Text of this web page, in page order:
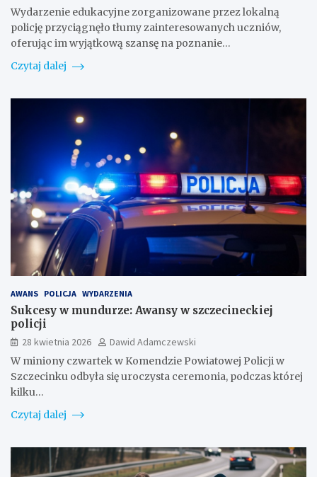
Wydarzenie edukacyjne zorganizowane przez lokalną
policję przyciągnęło tłumy zainteresowanych uczniów,
oferując im wyjątkową szansę na poznanie…
Czytaj dalej
AWANS POLICJA WYDARZENIA
Sukcesy w mundurze: Awansy w szczecineckiej
policji
28 kwietnia 2026
Dawid Adamczewski
W miniony czwartek w Komendzie Powiatowej Policji w
Szczecinku odbyła się uroczysta ceremonia, podczas której
kilku…
Czytaj dalej